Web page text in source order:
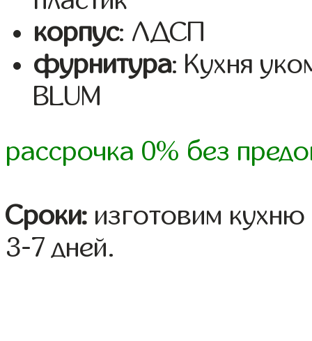
корпус: ЛДСП
фурнитура: Кухня
BLUM
рассрочка 0% без
Сроки: изготовим
3-7 дней.